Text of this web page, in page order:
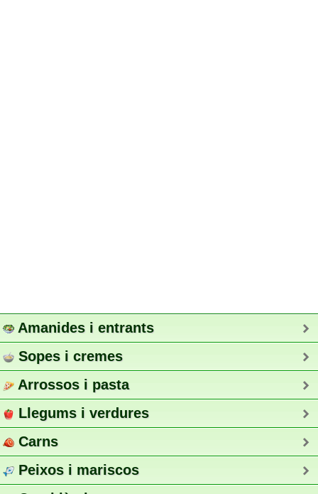
Amanides i entrants
Sopes i cremes
Arrossos i pasta
Llegums i verdures
Carns
Peixos i mariscos